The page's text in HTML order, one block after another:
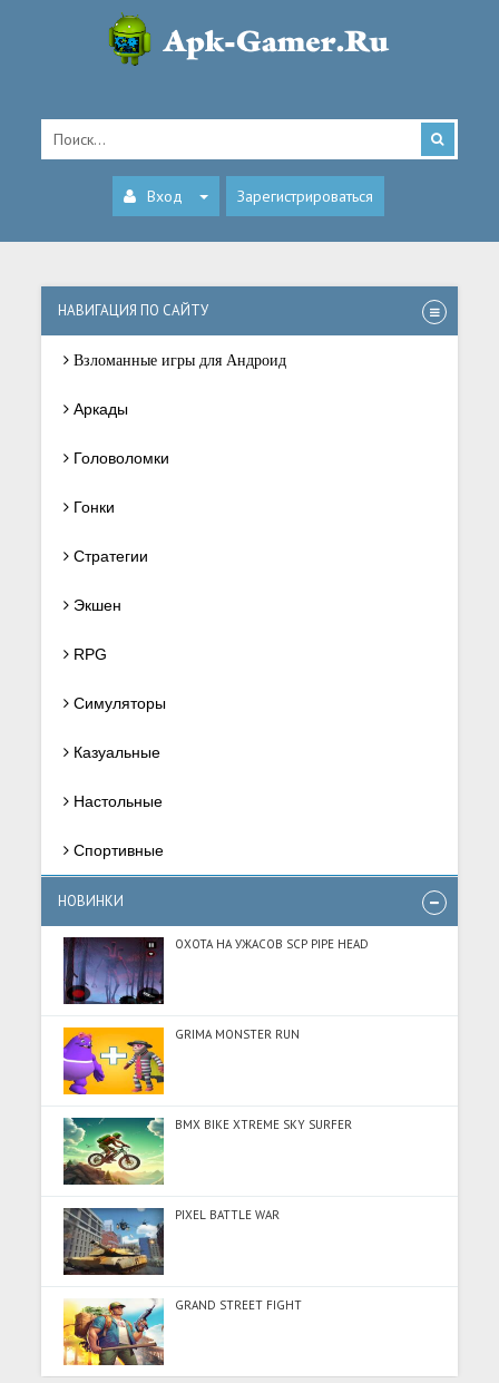
Вход Зарегистрироваться
НАВИГАЦИЯ ПО САЙТУ
Взломанные игры для Андроид
Аркады
Головоломки
Гонки
Стратегии
Экшен
RPG
Симуляторы
Казуальные
Настольные
Спортивные
НОВИНКИ
ОХОТА НА УЖАСОВ SCP PIPE HEAD
GRIMA MONSTER RUN
BMX BIKE XTREME SKY SURFER
PIXEL BATTLE WAR
GRAND STREET FIGHT